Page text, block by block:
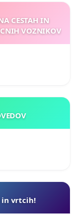
CESTAH IN
VOZNIKOV
in vrtcih!